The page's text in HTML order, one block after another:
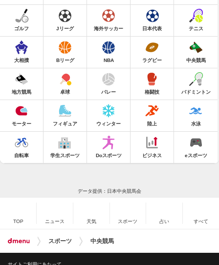
ゴルフ Jリーグ 海外サッカー 日本代表 テニス
大相撲 Bリーグ NBA ラグビー 中央競馬
地方競馬 卓球 バレー 格闘技 バドミントン
モーター フィギュア ウィンター 陸上 水泳
自転車 学生スポーツ Doスポーツ ビジネス eスポーツ
データ提供：日本中央競馬会
TOP ニュース 天気 スポーツ 占い すべて
スポーツ 中央競馬